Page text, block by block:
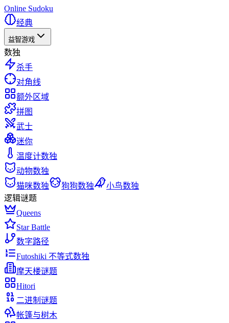
Online Sudoku
经典
益智游戏
数独
杀手
对角线
额外区域
拼图
武士
迷你
温度计数独
动物数独
猫咪数独
狗狗数独
小鸟数独
逻辑谜题
Queens
Star Battle
数字路径
Futoshiki 不等式数独
摩天楼谜题
Hitori
二进制谜题
帐篷与树木